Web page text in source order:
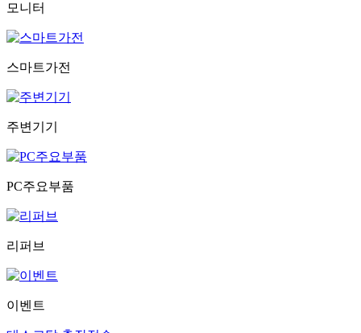
모니터
스마트가전
주변기기
PC주요부품
리퍼브
이벤트